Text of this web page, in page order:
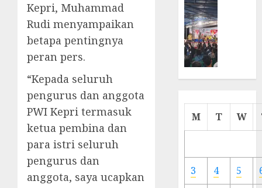
Kepri, Muhammad
Rudi menyampaikan
betapa pentingnya
peran pers.
“Kepada seluruh
pengurus dan anggota
PWI Kepri termasuk
ketua pembina dan
para istri seluruh
pengurus dan
anggota, saya ucapkan
Cermin
Ibu
Kota
M T W
3 4 5